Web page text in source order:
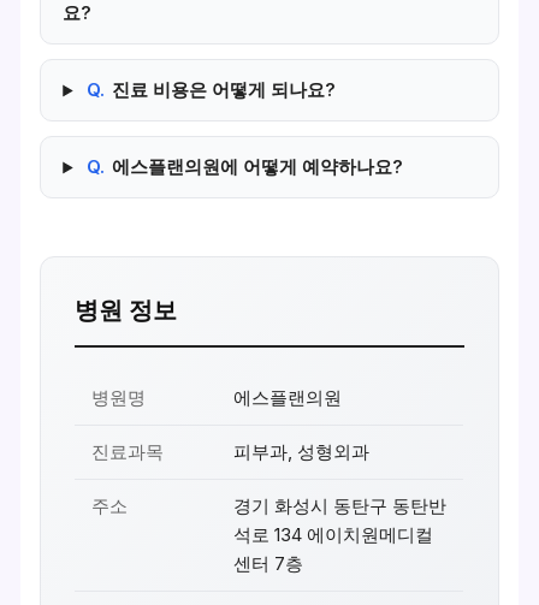
요?
Q. 진료 비용은 어떻게 되나요?
Q. 에스플랜의원에 어떻게 예약하나요?
병원 정보
병원명 에스플랜의원
진료과목 피부과, 성형외과
주소
경기 화성시 동탄구 동탄반
석로 134 에이치원메디컬
센터 7층